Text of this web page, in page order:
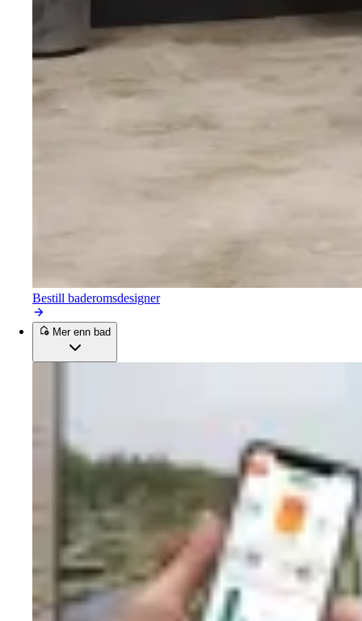
Bestill baderomsdesigner
Mer enn bad